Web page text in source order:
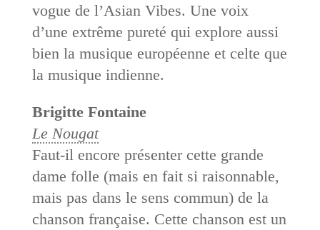
vogue de l’Asian Vibes. Une voix
d’une extrême pureté qui explore aussi
bien la musique européenne et celte que
la musique indienne.
Brigitte Fontaine
Le Nougat
Faut-il encore présenter cette grande
dame folle (mais en fait si raisonnable,
mais pas dans le sens commun) de la
chanson française. Cette chanson est un